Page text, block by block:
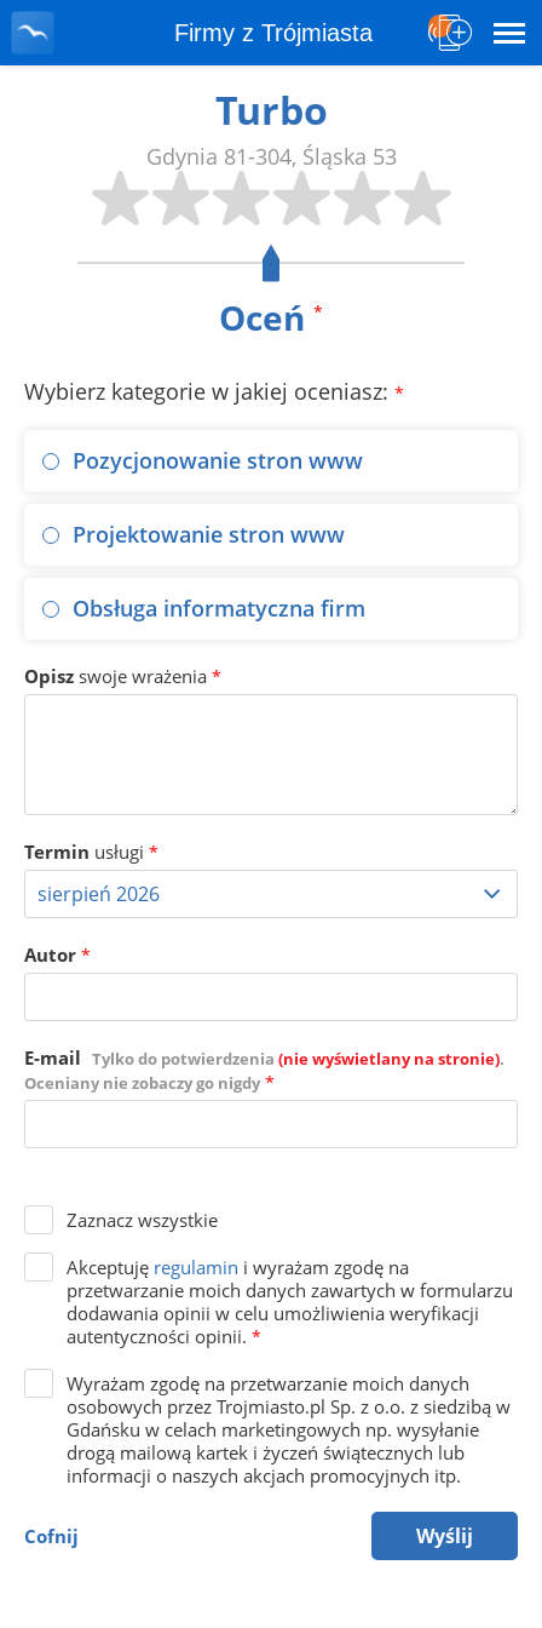
Firmy z Trójmiasta
Turbo
Gdynia 81-304, Śląska 53
Oceń *
Wybierz kategorie w jakiej oceniasz: *
Pozycjonowanie stron www
Projektowanie stron www
Obsługa informatyczna firm
Opisz swoje wrażenia *
Termin usługi *
Autor *
E-mail Tylko do potwierdzenia (nie wyświetlany na stronie).
Oceniany nie zobaczy go nigdy *
Zaznacz wszystkie
Akceptuję regulamin i wyrażam zgodę na
przetwarzanie moich danych zawartych w formularzu
dodawania opinii w celu umożliwienia weryfikacji
autentyczności opinii. *
Wyrażam zgodę na przetwarzanie moich danych
osobowych przez Trojmiasto.pl Sp. z o.o. z siedzibą w
Gdańsku w celach marketingowych np. wysyłanie
drogą mailową kartek i życzeń świątecznych lub
informacji o naszych akcjach promocyjnych itp.
Cofnij Wyślij